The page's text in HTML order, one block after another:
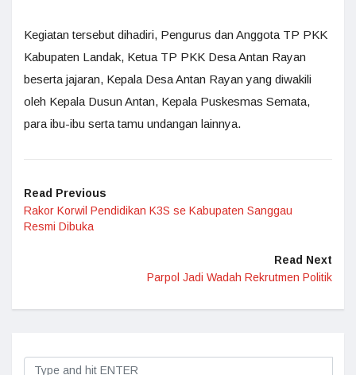
Kegiatan tersebut dihadiri, Pengurus dan Anggota TP PKK
Kabupaten Landak, Ketua TP PKK Desa Antan Rayan
beserta jajaran, Kepala Desa Antan Rayan yang diwakili
oleh Kepala Dusun Antan, Kepala Puskesmas Semata,
para ibu-ibu serta tamu undangan lainnya.
Read Previous
Rakor Korwil Pendidikan K3S se Kabupaten Sanggau
Resmi Dibuka
Read Next
Parpol Jadi Wadah Rekrutmen Politik